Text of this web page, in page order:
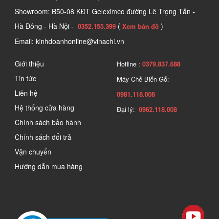
Showroom: B50-08 KĐT Geleximco đường Lê Trọng Tấn -
Hà Đông - Hà Nội - 0352.155.399 ( Xem bản đồ )
Email: kinhdoanhonline@vinachi.vn
Giới thiệu
Tin tức
Liên hệ
Hệ thống cửa hàng
Chính sách bảo hành
Chính sách đổi trả
Vận chuyển
Hướng dẫn mua hàng
Hotline : 0379.837.688
Máy Chế Biến Gỗ:
0981.118.008
Đại lý: 0962.118.008